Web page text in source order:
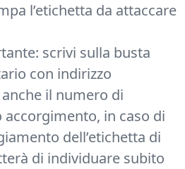
l’etichetta da attaccare
scrivi sulla busta
con indirizzo
il numero di
accorgimento, in caso di
dell’etichetta di
di individuare subito